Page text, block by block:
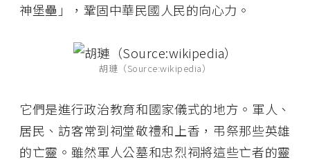
神堡壘」，鞏固中華民國人民的向心力。
胡璉（Source:wikipedia）
它們是進行政治教育和國家儀式的地方。軍人、
居民、訪客常到祠堂敬禮和上香，弔祭那些英雄
的亡靈。雖然軍人公墓和忠烈祠將這些亡者的靈